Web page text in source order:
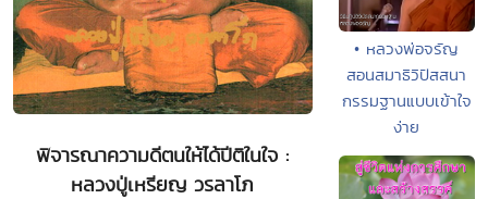
พิจารณาความดีตนให้ได้ปีติในใจ :
หลวงปู่เหรียญ วรลาโภ
• หลวงพ่อจรัญ
สอนสมาธิวิปัสสนา
กรรมฐานแบบเข้าใจ
ง่าย